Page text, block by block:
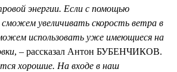
энергии. Если с помощью
увеличивать скорость ветра в
использовать уже имеющиеся на
, – рассказал Антон БУБЕНЧИКОВ.
хорошие. На входе в наш